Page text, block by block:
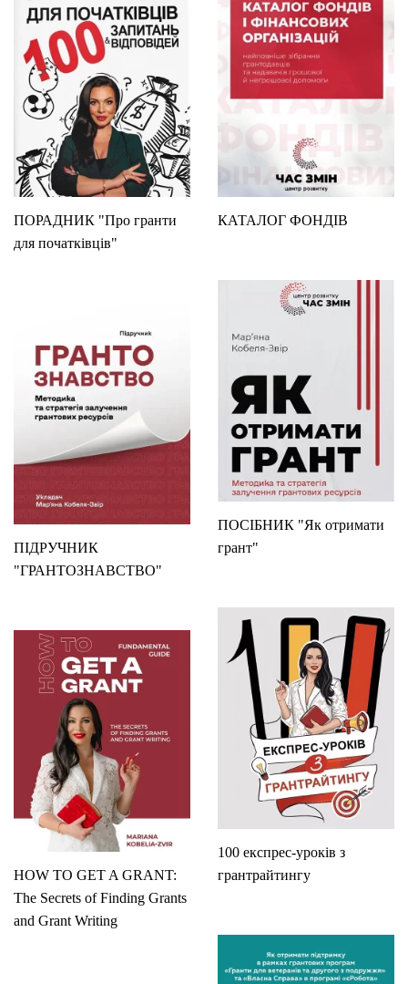
ПОРАДНИК "Про гранти
для початківців"
КАТАЛОГ ФОНДІВ
ПОСІБНИК "Як отримати
грант"
ПІДРУЧНИК
"ГРАНТОЗНАВСТВО"
100 експрес-уроків з
грантрайтингу
HOW TO GET A GRANT:
The Secrets of Finding Grants
and Grant Writing